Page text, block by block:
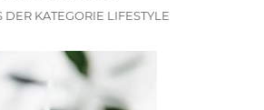
DER KATEGORIE LIFESTYLE